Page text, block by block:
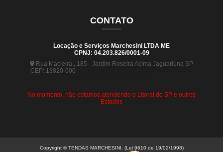
CONTATO
Locação e Serviços Marchesini LTDA ME
CPNJ: 04.203.826/0001-09
Rua Macieira , 185 - Jardim Roseira Acima Jaguariúna SP
CEP: 13820-000
No momento, não estamos atendendo o Litoral de SP e outros
Estados
Copyright © TENDAS MARCHESINI. (Lei 9610 de 19/02/1998)